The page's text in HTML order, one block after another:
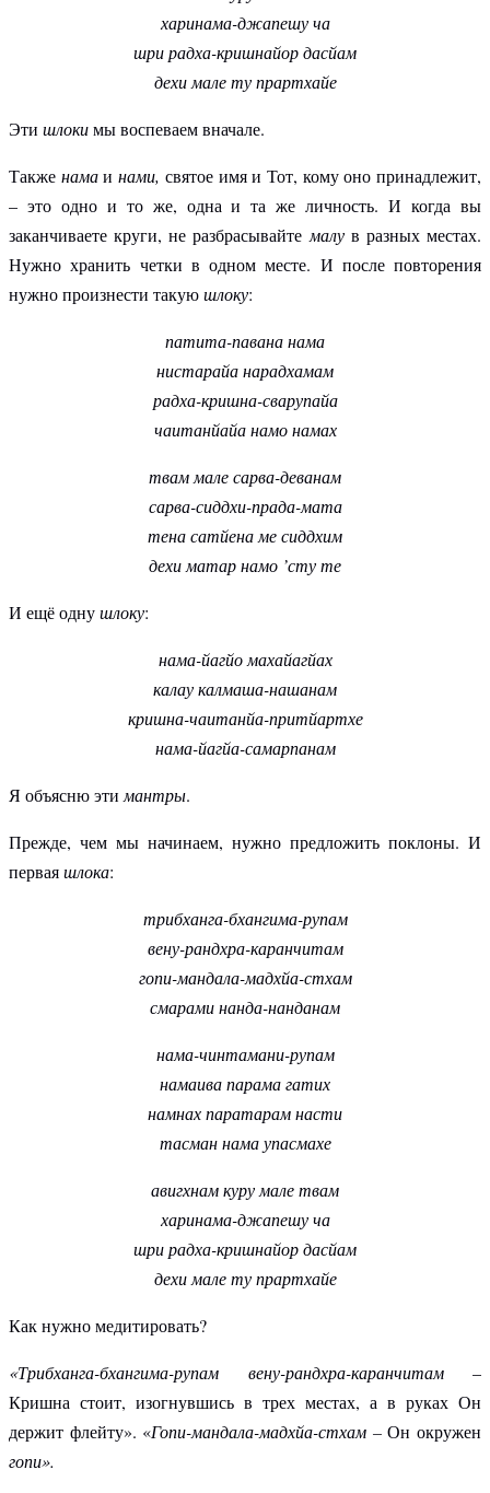
харинама-джапешу ча
шри радха-кришнайор дасйам
дехи мале ту прартхайе
Эти шлокимы воспеваем вначале.
Также намаинами, святое имя и Тот, кому оно принадлежит,
– это одно и то же, одна и та же личность. И когда вы
заканчиваете круги, не разбрасывайте малув разных местах.
Нужно хранить четки в одном месте. И после повторения
нужно произнести такуюшлоку:
патита-павана нама
нистарайа нарадхамам
радха-кришна-сварупайа
чаитанйайа намо намах
твам мале сарва-деванам
сарва-сиддхи-прада-мата
тена сатйена ме сиддхим
дехи матар намо ’сту те
И ещё однушлоку:
нама-йагйо махайагйах
калау калмаша-нашанам
кришна-чаитанйа-притйартхе
нама-йагйа-самарпанам
Я объясню эти мантры.
Прежде, чем мы начинаем, нужно предложить поклоны. И
перваяшлока:
трибханга-бхангима-рупам
вену-рандхра-каранчитам
гопи-мандала-мадхйа-стхам
смарами нанда-нанданам
нама-чинтамани-рупам
намаива парама гатих
намнах паратарам насти
тасман нама упасмахе
авигхнам куру мале твам
харинама-джапешу ча
шри радха-кришнайор дасйам
дехи мале ту прартхайе
Как нужно медитировать?
«Трибханга-бхангима-рупам вену-рандхра-каранчитам–
Кришна стоит, изогнувшись в трех местах, а в руках Он
держит флейту». «Гопи-мандала-мадхйа-стхам –Он окружен
гопи».